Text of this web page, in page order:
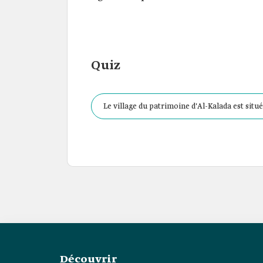
Quiz
Le village du patrimoine d'Al-Kalada est
Découvrir